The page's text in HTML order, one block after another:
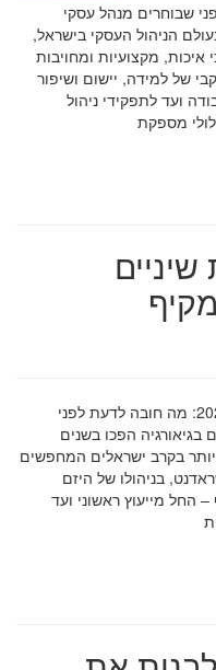
לדעת לפני שבוחרים מנהל עסקי
הניהול העסקי בישראל,
מקצועיות ומחויבות
של למידה, יישום ושיפור
ועד לתפקידי ניהול
השתלות שיניים ושיקום פה בגיאורגיה 2025: מה חובה לדעת לפני
הפכו בשנים
בקרב ישראלים המחפשים
בניהולו של היזם
החל מייעוץ ראשוני ועד